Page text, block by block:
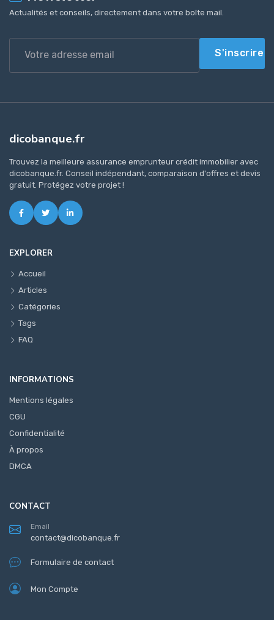
Actualités et conseils, directement dans votre boîte mail.
S'inscrire
dicobanque.fr
Trouvez la meilleure assurance emprunteur crédit immobilier avec
dicobanque.fr. Conseil indépendant, comparaison d'offres et devis
gratuit. Protégez votre projet !
EXPLORER
Accueil
Articles
Catégories
Tags
FAQ
INFORMATIONS
Mentions légales
CGU
Confidentialité
À propos
DMCA
CONTACT
Email
contact@dicobanque.fr
Formulaire de contact
Mon Compte